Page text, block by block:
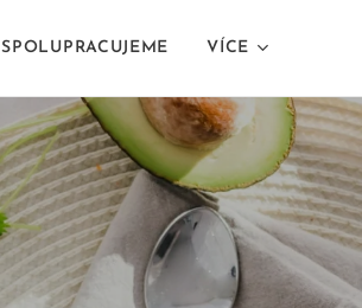
SPOLUPRACUJEME VÍCE